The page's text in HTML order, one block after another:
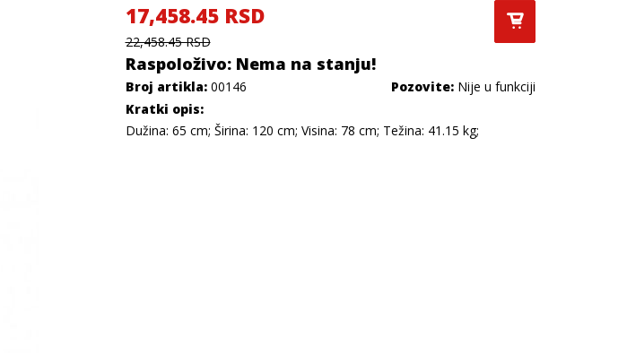
17,458.45 RSD
22,458.45 RSD
Raspoloživo: Nema na stanju!
Broj artikla:00146 Pozovite: Nije u funkciji
Kratki opis:
Dužina: 65 cm; Širina: 120 cm; Visina: 78 cm; Težina: 41.15 kg;